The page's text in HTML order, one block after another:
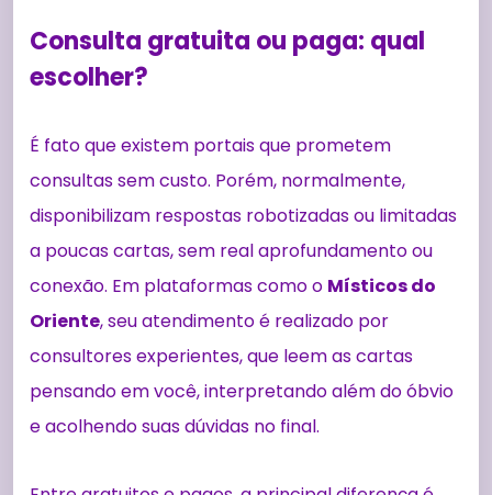
Consulta gratuita ou paga: qual
escolher?
É fato que existem portais que prometem
consultas sem custo. Porém, normalmente,
disponibilizam respostas robotizadas ou limitadas
a poucas cartas, sem real aprofundamento ou
conexão. Em plataformas como o Místicos do
Oriente, seu atendimento é realizado por
consultores experientes, que leem as cartas
pensando em você, interpretando além do óbvio
e acolhendo suas dúvidas no final.